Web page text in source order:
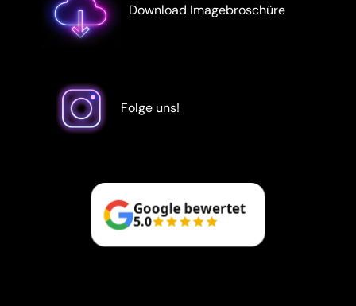
Download Imagebroschüre
Folge uns!
Google bewertet
5.0